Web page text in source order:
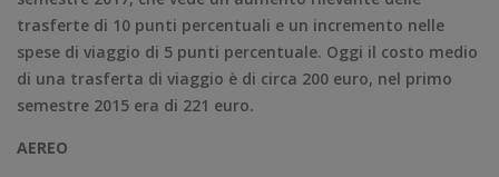
trasferte di 10 punti percentuali e un incremento nelle
spese di viaggio di 5 punti percentuale. Oggi il costo medio
di una trasferta di viaggio è di circa 200 euro, nel primo
semestre 2015 era di 221 euro.
AEREO